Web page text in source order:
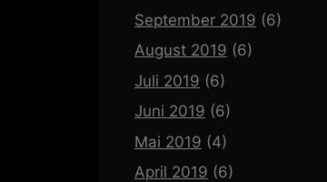
September 2019 (6)
August 2019 (6)
Juli 2019 (6)
Juni 2019 (6)
Mai 2019 (4)
April 2019 (6)